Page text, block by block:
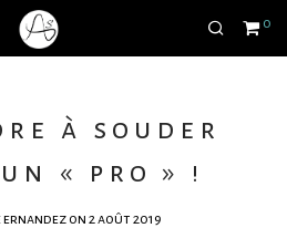
0
à souder
« pro » !
ernandez on 2 août 2019